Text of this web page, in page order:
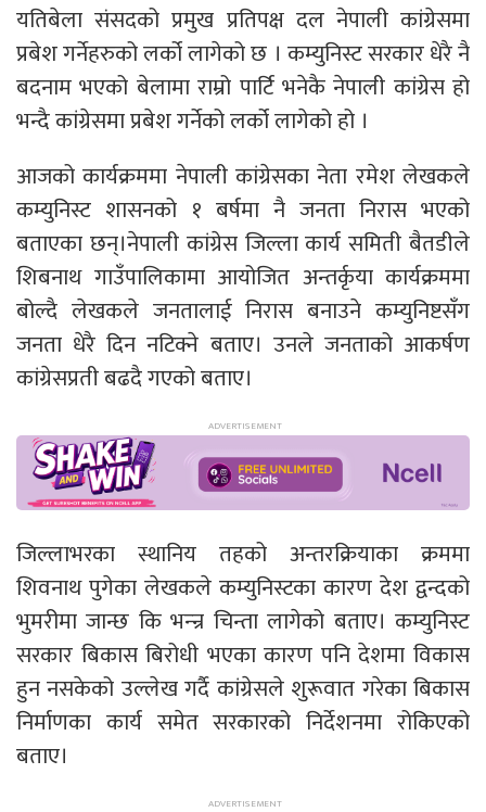
यतिबेला संसदको प्रमुख प्रतिपक्ष दल नेपाली कांग्रेसमा
प्रबेश गर्नेहरुको लर्को लागेको छ । कम्युनिस्ट सरकार धेरै नै
बदनाम भएको बेलामा राम्रो पार्टि भनेकै नेपाली कांग्रेस हो
भन्दै कांग्रेसमा प्रबेश गर्नेको लर्को लागेको हो ।
आजको कार्यक्रममा नेपाली कांग्रेसका नेता रमेश लेखकले
कम्युनिस्ट शासनको १ बर्षमा नै जनता निरास भएको
बताएका छन्।नेपाली कांग्रेस जिल्ला कार्य समिती बैतडीले
शिबनाथ गाउँपालिकामा आयोजित अन्तर्कृया कार्यक्रममा
बोल्दै लेखकले जनतालाई निरास बनाउने कम्युनिष्टसँग
जनता धेरै दिन नटिक्ने बताए। उनले जनताको आकर्षण
कांग्रेसप्रती बढदै गएको बताए।
जिल्लाभरका स्थानिय तहको अन्तरक्रियाका क्रममा
शिवनाथ पुगेका लेखकले कम्युनिस्टका कारण देश द्वन्दको
भुमरीमा जान्छ कि भन्न्र चिन्ता लागेको बताए। कम्युनिस्ट
सरकार बिकास बिरोधी भएका कारण पनि देशमा विकास
हुन नसकेको उल्लेख गर्दै कांग्रेसले शुरूवात गरेका बिकास
निर्माणका कार्य समेत सरकारको निर्देशनमा रोकिएको
बताए।